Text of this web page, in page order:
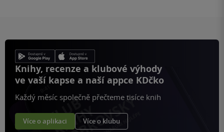
Knihy, recenze a klubové výhody
ve vaší kapse a naší appce KDčko
Každý měsíc společně přečteme tisíce knih
Více o aplikaci Více o klubu